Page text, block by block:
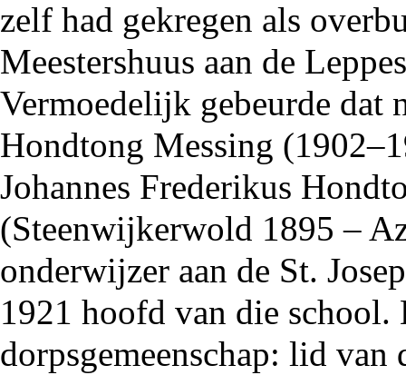
zelf had gekregen als
Meestershuus aan de
Vermoedelijk gebeurde dat
Hondtong Messing
Johannes Frederikus
(Steenwijkerwold 1895 –
onderwijzer aan de St.
1921 hoofd van die school.
dorpsgemeenschap: lid